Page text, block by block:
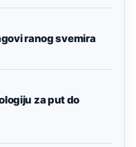
ranog svemira
za put do